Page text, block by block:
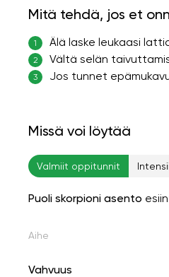
Mitä tehdä, jos et
1 Älä laske leukaasi
2 Vältä selän
3 Jos tunnet
Missä voi löytää
Valmiit oppitunnit
Puoli skorpioni asento
Aihe
Vahvuus